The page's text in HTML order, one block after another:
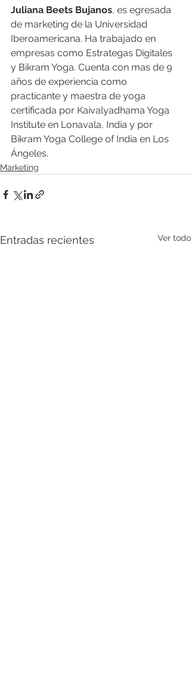
Juliana Beets Bujanos, es egresada
de marketing de la Universidad
Iberoamericana. Ha trabajado en
empresas como Estrategas Digitales
y Bikram Yoga. Cuenta con mas de 9
años de experiencia como
practicante y maestra de yoga
certificada por Kaivalyadhama Yoga
Institute en Lonavala, India y por
Bikram Yoga College of India en Los
Ángeles.
Marketing
Entradas recientes Ver todo